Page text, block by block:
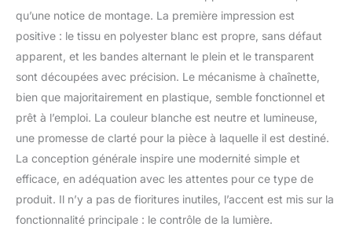
La lumière peut être
facilement contrôlée à
l'aide d'un palan à
chaîne, ce qui permet
d'ajuster l'éclairage de la
pièce de manière
transparente à
totalement obscure.
【Deux modes de
montage :】 vous
pouvez fixer le store
zébré au mur ou à la
fenêtre à l'aide de vis ou
qu’une notice de montage. La première impression est
positive : le tissu en polyester blanc est propre, sans défaut
apparent, et les bandes alternant le plein et le transparent
sont découpées avec précision. Le mécanisme à chaînette,
bien que majoritairement en plastique, semble fonctionnel et
prêt à l’emploi. La couleur blanche est neutre et lumineuse,
une promesse de clarté pour la pièce à laquelle il est destiné.
La conception générale inspire une modernité simple et
efficace, en adéquation avec les attentes pour ce type de
produit. Il n’y a pas de fioritures inutiles, l’accent est mis sur la
fonctionnalité principale : le contrôle de la lumière.